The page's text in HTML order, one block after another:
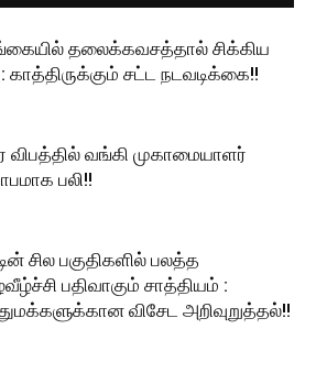
தலைக்கவசத்தால் சிக்கிய
காத்திருக்கும் சட்ட நடவடிக்கை!!
வங்கி முகாமையாளர்
பலி!!
சில பகுதிகளில் பலத்த
பதிவாகும் சாத்தியம் :
விசேட அறிவுறுத்தல்!!